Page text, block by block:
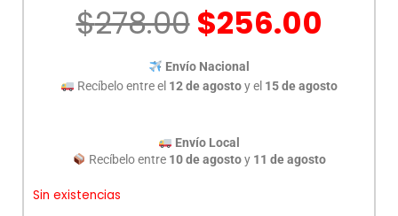
$278.00El
precio
original
era:
$278.00.
$256.00
es:
Envío Nacional
Recíbelo entre el 12 de agostoy el 15 de agosto
Envío Local
Recíbelo entre 10 de agostoy 11 de agosto
Sin existencias